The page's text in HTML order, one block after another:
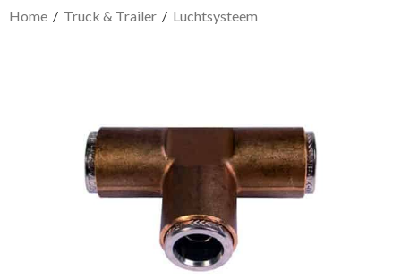
Home / Truck & Trailer / Luchtsysteem